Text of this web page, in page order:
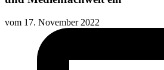
vom 17. November 2022